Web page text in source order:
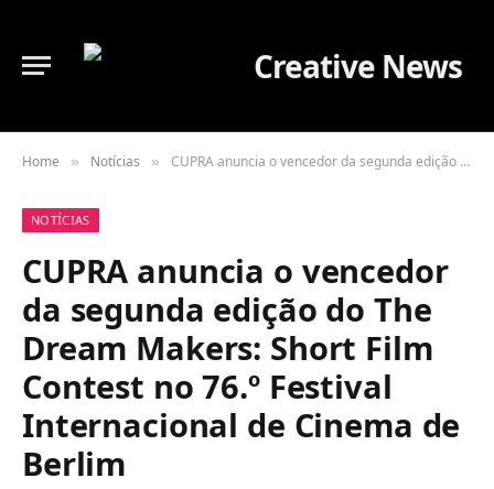
Home » Notícias » CUPRA anuncia o vencedor da segunda edição do The Dream Makers: Short Film Contest no 76.º Festival Internacional de Cinema de Berlim
NOTÍCIAS
CUPRA anuncia o vencedor
da segunda edição do The
Dream Makers: Short Film
Contest no 76.º Festival
Internacional de Cinema de
Berlim